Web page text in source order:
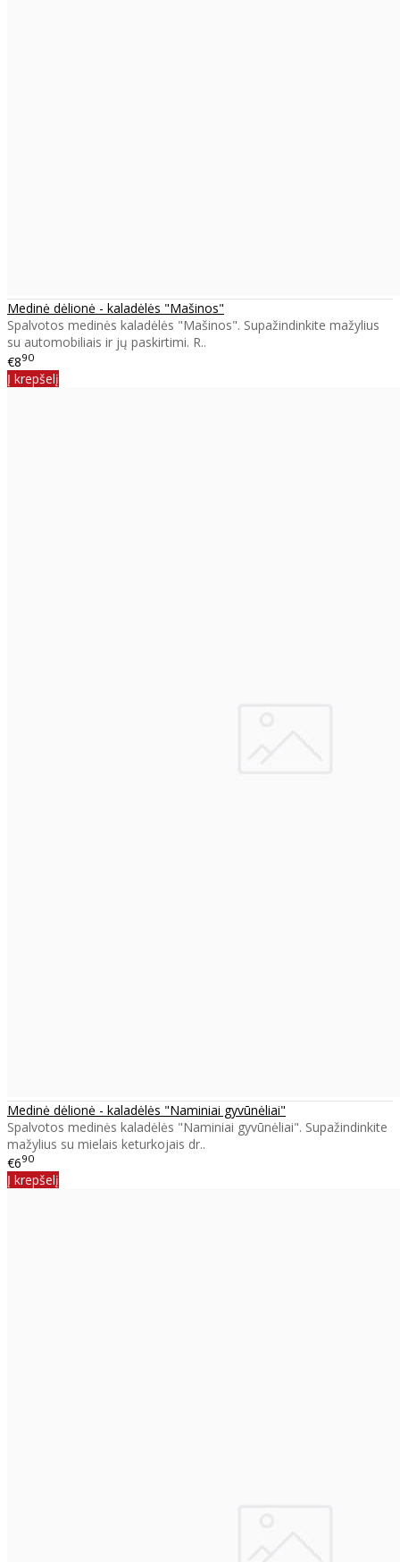
Medinė dėlionė - kaladėlės "Mašinos"
Spalvotos medinės kaladėlės "Mašinos". Supažindinkite mažylius
su automobiliais ir jų paskirtimi. R..
€890
Į krepšelį
Medinė dėlionė - kaladėlės "Naminiai gyvūnėliai"
Spalvotos medinės kaladėlės "Naminiai gyvūnėliai". Supažindinkite
mažylius su mielais keturkojais dr..
€690
Į krepšelį